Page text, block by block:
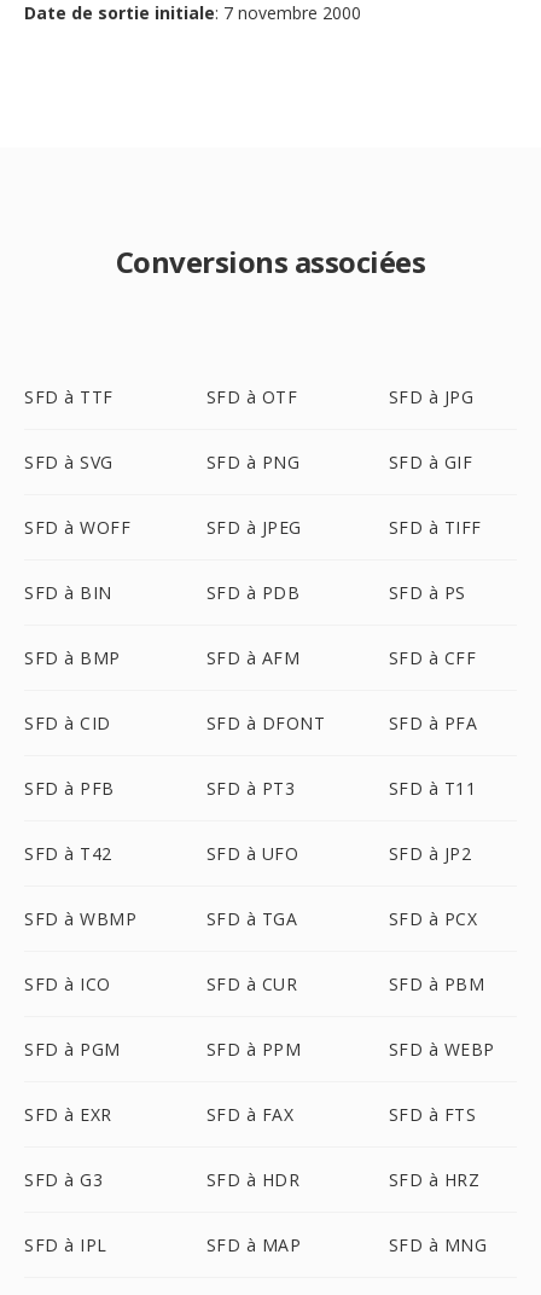
Date de sortie initiale: 7 novembre 2000
Conversions associées
SFD à TTF SFD à OTF SFD à JPG
SFD à SVG SFD à PNG SFD à GIF
SFD à WOFF SFD à JPEG SFD à TIFF
SFD à BIN SFD à PDB SFD à PS
SFD à BMP SFD à AFM SFD à CFF
SFD à CID SFD à DFONT SFD à PFA
SFD à PFB SFD à PT3 SFD à T11
SFD à T42 SFD à UFO SFD à JP2
SFD à WBMP SFD à TGA SFD à PCX
SFD à ICO SFD à CUR SFD à PBM
SFD à PGM SFD à PPM SFD à WEBP
SFD à EXR SFD à FAX SFD à FTS
SFD à G3 SFD à HDR SFD à HRZ
SFD à IPL SFD à MAP SFD à MNG